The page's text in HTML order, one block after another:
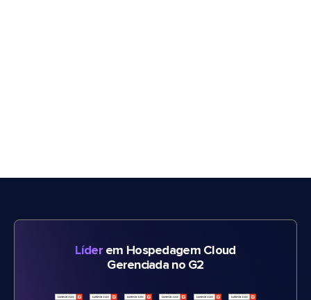
Líderem Hospedagem Cloud
Gerenciada no G2